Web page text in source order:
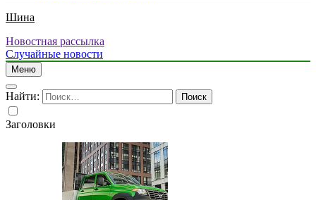
Шина
Новостная рассылка
Случайные новости
Меню
Найти:
Заголовки